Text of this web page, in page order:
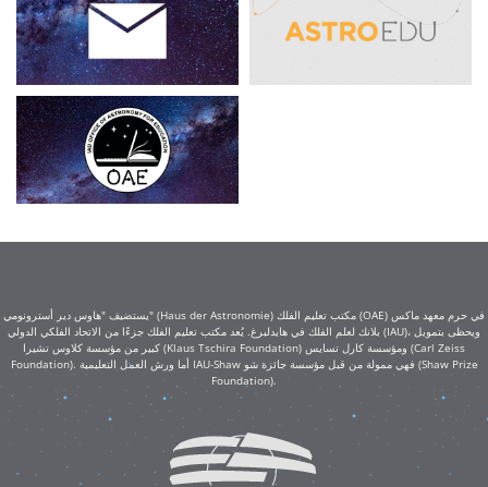
يستضيف "هاوس دير أسترونومي" (Haus der Astronomie) مكتب تعليم الفلك (OAE) في حرم معهد ماكس
بلانك لعلم الفلك في هايدلبرغ. يُعد مكتب تعليم الفلك جزءًا من الاتحاد الفلكي الدولي (IAU)، ويحظى بتمويل
كبير من مؤسسة كلاوس تشيرا (Klaus Tschira Foundation) ومؤسسة كارل تسايس (Carl Zeiss
Foundation). أما ورش العمل التعليمية IAU-Shaw فهي ممولة من قبل مؤسسة جائزة شو (Shaw Prize
Foundation).